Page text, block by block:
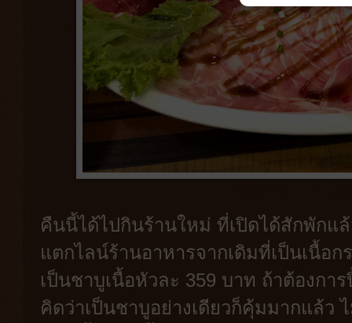
คืนนี้ได้ไปกินร้านใหม่ ที่เปิดได้สักพักแ
แตกไลน์ร้านอาหารจากเดิมที่เป็นเนื้อ
เป็นชาบูเนื้อหัวละ 359 บาท ถ้าต้องกา
คิดว่าเป็นชาบูอย่างเดียวก็คุ้มมากแล้ว